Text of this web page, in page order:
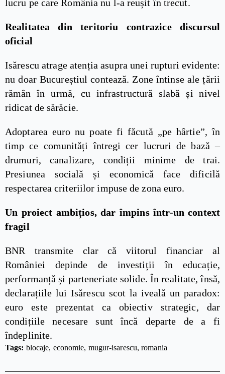
lucru pe care România nu l-a reușit în trecut.
Realitatea din teritoriu contrazice discursul
oficial
Isărescu atrage atenția asupra unei rupturi evidente:
nu doar Bucureștiul contează. Zone întinse ale țării
rămân în urmă, cu infrastructură slabă și nivel
ridicat de sărăcie.
Adoptarea euro nu poate fi făcută „pe hârtie”, în
timp ce comunități întregi cer lucruri de bază –
drumuri, canalizare, condiții minime de trai.
Presiunea socială și economică face dificilă
respectarea criteriilor impuse de zona euro.
Un proiect ambițios, dar împins într-un context
fragil
BNR transmite clar că viitorul financiar al
României depinde de investiții în educație,
performanță și parteneriate solide. În realitate, însă,
declarațiile lui Isărescu scot la iveală un paradox:
euro este prezentat ca obiectiv strategic, dar
condițiile necesare sunt încă departe de a fi
îndeplinite.
Tags: blocaje economie mugur-isarescu romania